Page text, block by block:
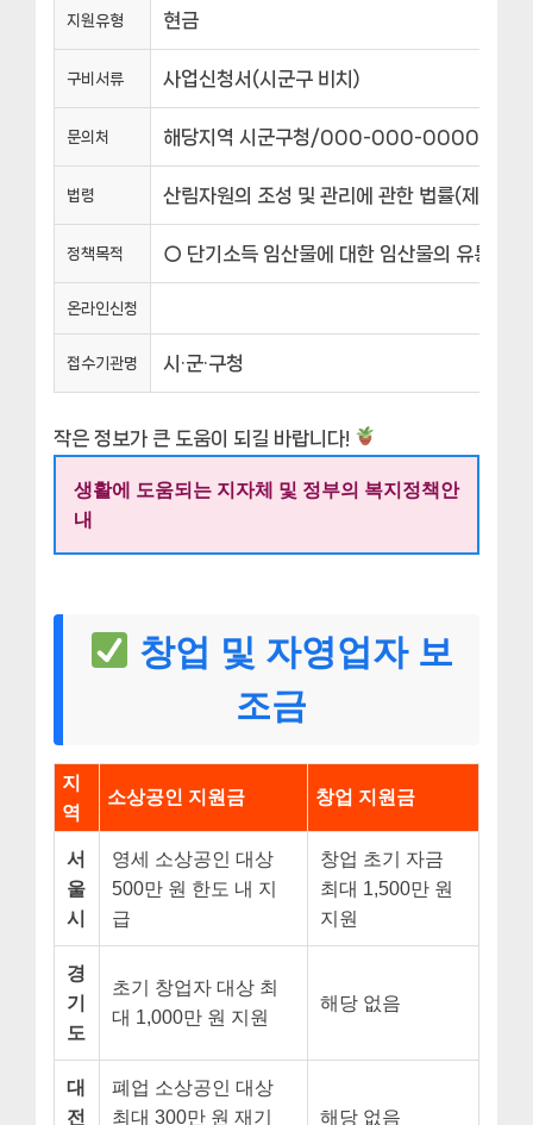
지원유형 현금
구비서류 사업신청서(시군구 비치)
문의처 해당지역 시군구청/000-000-0000
법령 산림자원의 조성 및 관리에 관한 법률(제64
정책목적 ○ 단기소득 임산물에 대한 임산물의 유통시
온라인신청
접수기관명 시·군·구청
작은 정보가 큰 도움이 되길 바랍니다!
생활에 도움되는 지자체 및 정부의 복지정책안
내
창업 및 자영업자 보
조금
지
역
소상공인 지원금 창업 지원금
서
울
시
영세 소상공인 대상
500만 원 한도 내 지
급
창업 초기 자금
최대 1,500만 원
지원
경
기
도
초기 창업자 대상 최
대 1,000만 원 지원
해당 없음
대
전
폐업 소상공인 대상
최대 300만 원 재기
해당 없음